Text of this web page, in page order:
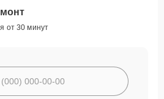
от 30 минут